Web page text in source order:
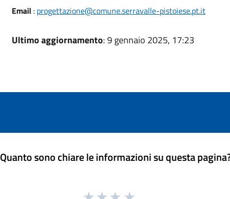
Email: progettazione@comune.serravalle-pistoiese.pt.it
Ultimo aggiornamento: 9 gennaio 2025, 17:23
Quanto sono chiare le informazioni su questa